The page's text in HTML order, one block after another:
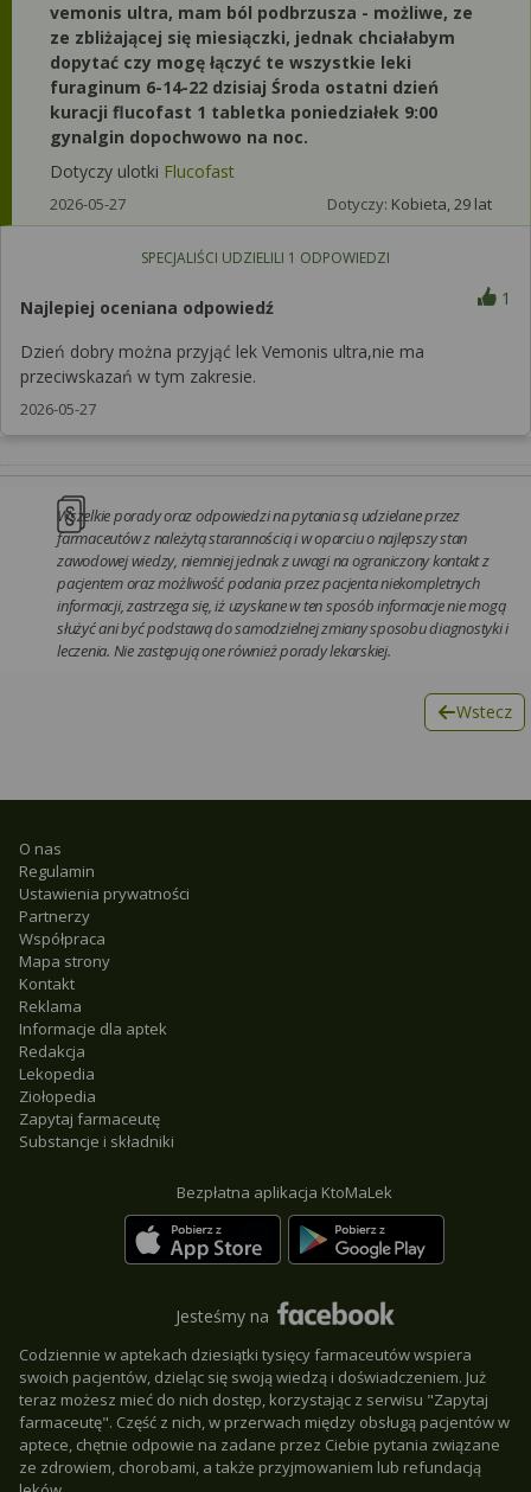
vemonis ultra, mam ból podbrzusza - możliwe, ze
ze zbliżającej się miesiączki, jednak chciałabym
dopytać czy mogę łączyć te wszystkie leki
furaginum 6-14-22 dzisiaj Środa ostatni dzień
kuracji flucofast 1 tabletka poniedziałek 9:00
gynalgin dopochwowo na noc.
Dotyczy ulotki Flucofast
2026-05-27 Dotyczy: Kobieta, 29 lat
SPECJALIŚCI UDZIELILI 1 ODPOWIEDZI
Najlepiej oceniana odpowiedź 1
Dzień dobry można przyjąć lek Vemonis ultra,nie ma
przeciwskazań w tym zakresie.
2026-05-27
Wszelkie porady oraz odpowiedzi na pytania są udzielane przez
farmaceutów z należytą starannością i w oparciu o najlepszy stan
zawodowej wiedzy, niemniej jednak z uwagi na ograniczony kontakt z
pacjentem oraz możliwość podania przez pacjenta niekompletnych
informacji, zastrzega się, iż uzyskane w ten sposób informacje nie mogą
służyć ani być podstawą do samodzielnej zmiany sposobu diagnostyki i
leczenia. Nie zastępują one również porady lekarskiej.
Wstecz
O nas
Regulamin
Ustawienia prywatności
Partnerzy
Współpraca
Mapa strony
Kontakt
Reklama
Informacje dla aptek
Redakcja
Lekopedia
Ziołopedia
Zapytaj farmaceutę
Substancje i składniki
Bezpłatna aplikacja KtoMaLek
Jesteśmy na
Codziennie w aptekach dziesiątki tysięcy farmaceutów wspiera
swoich pacjentów, dzieląc się swoją wiedzą i doświadczeniem. Już
teraz możesz mieć do nich dostęp, korzystając z serwisu "Zapytaj
farmaceutę". Część z nich, w przerwach między obsługą pacjentów w
aptece, chętnie odpowie na zadane przez Ciebie pytania związane
ze zdrowiem, chorobami, a także przyjmowaniem lub refundacją